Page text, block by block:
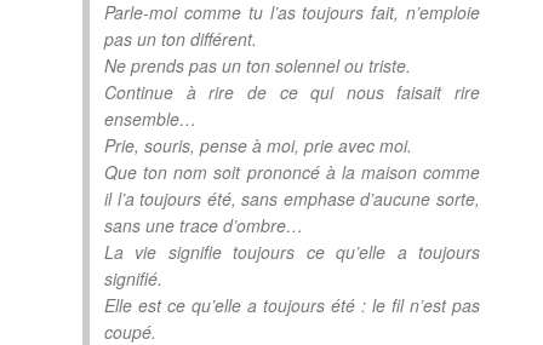
Parle-moi comme tu l’as toujours fait, n’emploie
pas un ton différent.
Ne prends pas un ton solennel ou triste.
Continue à rire de ce qui nous faisait rire
ensemble…
Prie, souris, pense à moi, prie avec moi.
Que ton nom soit prononcé à la maison comme
il l’a toujours été, sans emphase d’aucune sorte,
sans une trace d’ombre…
La vie signifie toujours ce qu’elle a toujours
signifié.
Elle est ce qu’elle a toujours été : le fil n’est pas
coupé.